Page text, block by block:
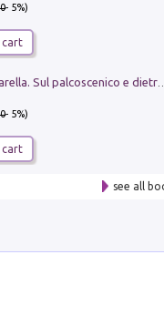
- 5%)
cart
- 5%)
cart
see all